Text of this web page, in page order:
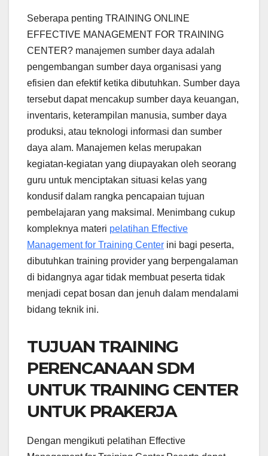
Seberapa penting TRAINING ONLINE
EFFECTIVE MANAGEMENT FOR TRAINING
CENTER? manajemen sumber daya adalah
pengembangan sumber daya organisasi yang
efisien dan efektif ketika dibutuhkan. Sumber daya
tersebut dapat mencakup sumber daya keuangan,
inventaris, keterampilan manusia, sumber daya
produksi, atau teknologi informasi dan sumber
daya alam. Manajemen kelas merupakan
kegiatan-kegiatan yang diupayakan oleh seorang
guru untuk menciptakan situasi kelas yang
kondusif dalam rangka pencapaian tujuan
pembelajaran yang maksimal. Menimbang cukup
kompleknya materi pelatihan Effective
Management for Training Center ini bagi peserta,
dibutuhkan training provider yang berpengalaman
di bidangnya agar tidak membuat peserta tidak
menjadi cepat bosan dan jenuh dalam mendalami
bidang teknik ini.
TUJUAN TRAINING
PERENCANAAN SDM
UNTUK TRAINING CENTER
UNTUK PRAKERJA
Dengan mengikuti pelatihan Effective